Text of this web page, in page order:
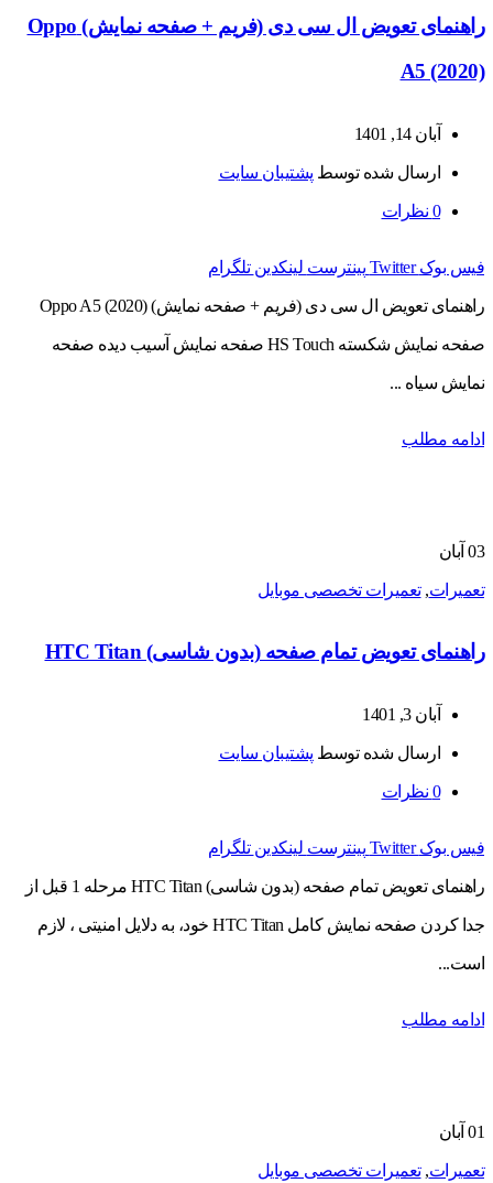
راهنمای تعویض ال سی دی (فریم + صفحه نمایش) Oppo
A5 (2020)
آبان 14, 1401
ارسال شده توسط پشتیبان سایت
0 نظرات
فیس بوک Twitter پینترست لینکدین تلگرام
راهنمای تعویض ال سی دی (فریم + صفحه نمایش) Oppo A5 (2020)
صفحه نمایش شکسته HS Touch صفحه نمایش آسیب دیده صفحه
نمایش سیاه ...
ادامه مطلب
03 آبان
تعمیرات,تعمیرات تخصصی موبایل
راهنمای تعویض تمام صفحه (بدون شاسی) HTC Titan
آبان 3, 1401
ارسال شده توسط پشتیبان سایت
0 نظرات
فیس بوک Twitter پینترست لینکدین تلگرام
راهنمای تعویض تمام صفحه (بدون شاسی) HTC Titan مرحله 1 قبل از
جدا کردن صفحه نمایش کامل HTC Titan خود، به دلایل امنیتی ، لازم
است...
ادامه مطلب
01 آبان
تعمیرات,تعمیرات تخصصی موبایل